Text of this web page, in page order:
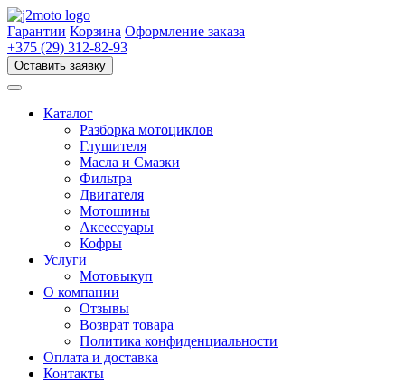
Перейти
к
содержимому
Гарантии Корзина Оформление заказа
+375 (29) 312-82-93
Оставить заявку
Каталог
Разборка мотоциклов
Глушителя
Масла и Смазки
Фильтра
Двигателя
Мотошины
Аксессуары
Кофры
Услуги
Мотовыкуп
О компании
Отзывы
Возврат товара
Политика конфиденциальности
Оплата и доставка
Контакты